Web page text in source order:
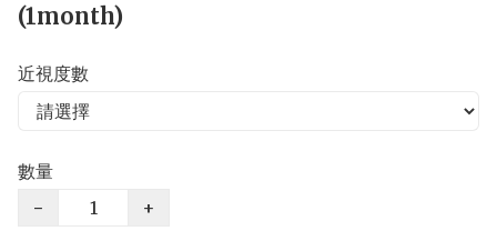
(1month)
近視度數
數量
−
+